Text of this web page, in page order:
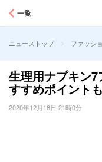
一覧
ニューストップ > ファッシ
生理用ナプキン
すすめポイント
2020年12月18日 21時0分